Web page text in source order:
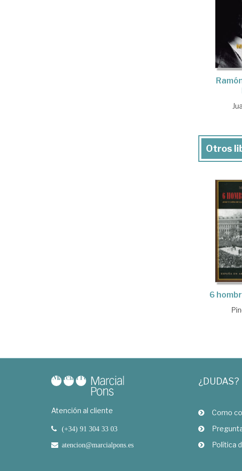
Otros
6
Atención al cliente
(+34) 91 304 33 03
atencion@marcialpons.es
¿DUDAS?
Como
Política